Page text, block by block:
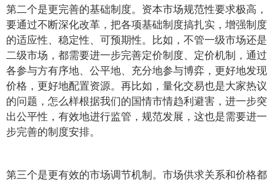
第二个是更完善的基础制度。资本市场规范性要求极高，
要通过不断深化改革，把各项基础制度搞扎实，增强制度
的适应性、稳定性、可预期性。比如，不管一级市场还是
二级市场，都需要进一步完善定价制度、定价机制，通过
各参与方有序地、公平地、充分地参与博弈，更好地发现
价格，更好地配置资源。再比如，量化交易也是大家热议
的问题，怎么样根据我们的国情市情趋利避害，进一步突
出公平性，有效地进行监管，规范发展，这也是需要进一
步完善的制度安排。
第三个是更有效的市场调节机制。市场供求关系和价格都